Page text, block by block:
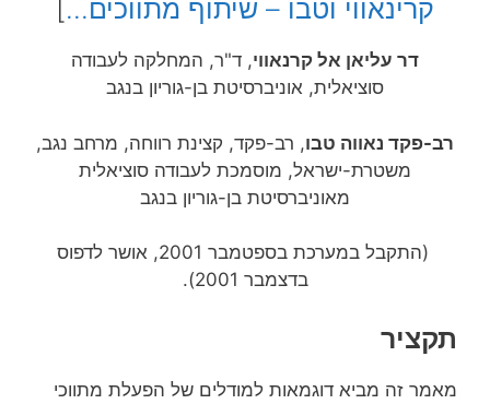
קרינאווי וטבו – שיתוף מתווכים…]
דר עליאן אל קרנאווי, ד"ר, המחלקה לעבודה
סוציאלית, אוניברסיטת בן-גוריון בנגב
רב-פקד נאווה טבו, רב-פקד, קצינת רווחה, מרחב נגב,
משטרת-ישראל, מוסמכת לעבודה סוציאלית
מאוניברסיטת בן-גוריון בנגב
(התקבל במערכת בספטמבר 2001, אושר לדפוס
בדצמבר 2001).
תקציר
מאמר זה מביא דוגמאות למודלים של הפעלת מתווכי